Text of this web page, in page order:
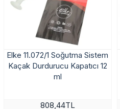
Elke 11.072/1 Soğutma Sistem
Kaçak Durdurucu Kapatıcı 12
ml
808,44TL